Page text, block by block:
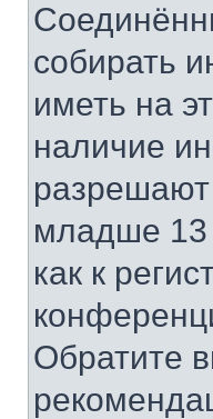
собирать
иметь на
наличие
младше 13
как к
Обратите